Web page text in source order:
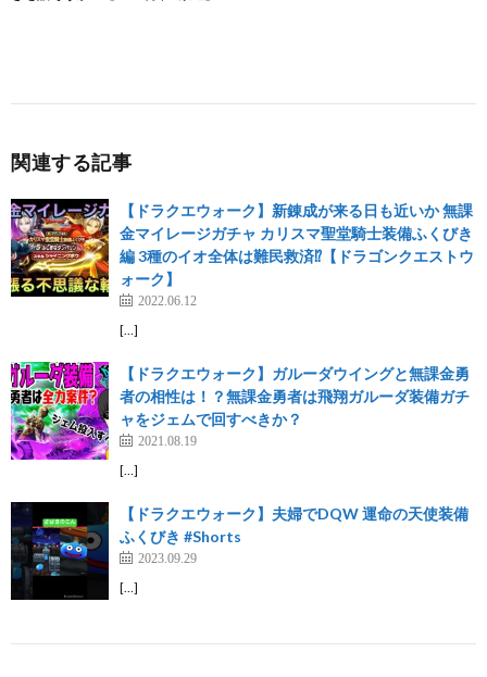
関連する記事
【ドラクエウォーク】新錬成が来る日も近いか 無課
金マイレージガチャ カリスマ聖堂騎士装備ふくびき
編 3種のイオ全体は難民救済⁉︎【ドラゴンクエストウ
ォーク】
2022.06.12
[…]
【ドラクエウォーク】ガルーダウイングと無課金勇
者の相性は！？無課金勇者は飛翔ガルーダ装備ガチ
ャをジェムで回すべきか？
2021.08.19
[…]
【ドラクエウォーク】夫婦でDQW 運命の天使装備
ふくびき #Shorts
2023.09.29
[…]